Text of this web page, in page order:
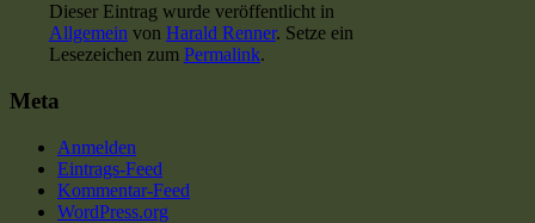
Dieser Eintrag wurde veröffentlicht in
Allgemein von Harald Renner. Setze ein
Lesezeichen zum Permalink.
Meta
Anmelden
Eintrags-Feed
Kommentar-Feed
WordPress.org